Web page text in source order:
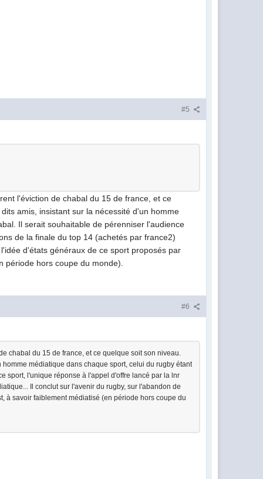
#5
l'éviction de chabal du 15 de france, et ce
amis, insistant sur la nécessité d'un homme
Il serait souhaitable de pérenniser l'audience
de la finale du top 14 (achetés par france2)
d'états généraux de ce sport proposés par
période hors coupe du monde).
#6
chabal du 15 de france, et ce quelque soit son niveau.
médiatique dans chaque sport, celui du rugby étant
sport, l'unique réponse à l'appel d'offre lancé par la lnr
Il conclut sur l'avenir du rugby, sur l'abandon de
à savoir faiblement médiatisé (en période hors coupe du